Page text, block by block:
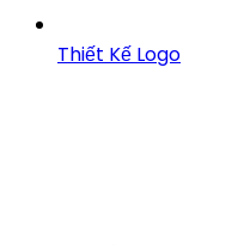
Thiết Kế Logo